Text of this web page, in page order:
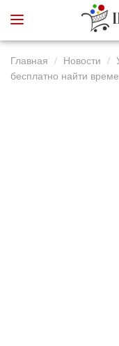
Главная Новости
бесплатно найти